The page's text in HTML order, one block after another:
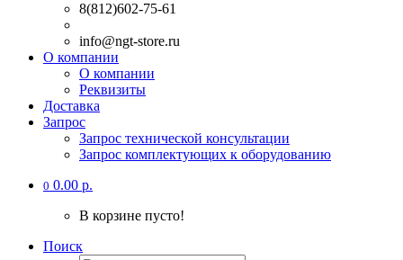
8(812)602-75-61
info@ngt-store.ru
О компании
О компании
Реквизиты
Доставка
Запрос
Запрос технической консультации
Запрос комплектующих к оборудованию
0 0.00 р.
В корзине пусто!
Поиск